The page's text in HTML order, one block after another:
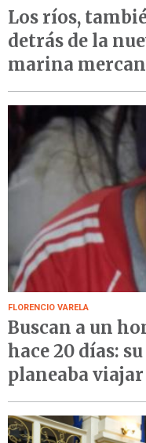
Los ríos,
detrás de la
marina
FLORENCIO VARELA
Buscan a un
hace 20 días:
planeaba